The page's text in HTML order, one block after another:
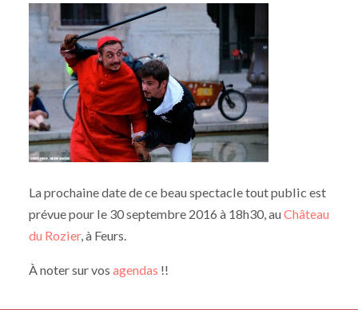
La prochaine date de ce beau spectacle tout public est
prévue pour le 30 septembre 2016 à 18h30, auChâteau
du Rozier, à Feurs.
À noter sur vos agendas !!